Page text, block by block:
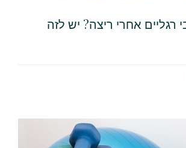
אחרי ריצה? יש לזה